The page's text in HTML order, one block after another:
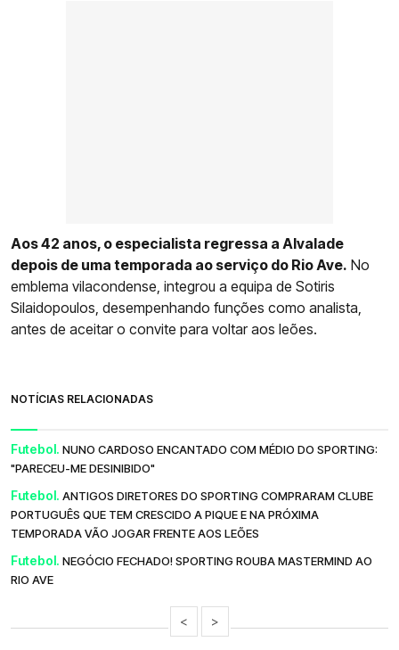
Aos 42 anos, o especialista regressa a Alvalade
depois de uma temporada ao serviço do Rio Ave. No
emblema vilacondense, integrou a equipa de Sotiris
Silaidopoulos, desempenhando funções como analista,
antes de aceitar o convite para voltar aos leões.
NOTÍCIAS RELACIONADAS
Futebol. NUNO CARDOSO ENCANTADO COM MÉDIO DO SPORTING:
"PARECEU-ME DESINIBIDO"
Futebol. ANTIGOS DIRETORES DO SPORTING COMPRARAM CLUBE
PORTUGUÊS QUE TEM CRESCIDO A PIQUE E NA PRÓXIMA
TEMPORADA VÃO JOGAR FRENTE AOS LEÕES
Futebol. NEGÓCIO FECHADO! SPORTING ROUBA MASTERMIND AO
RIO AVE
< >